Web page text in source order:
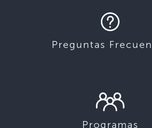
Preguntas
Programas